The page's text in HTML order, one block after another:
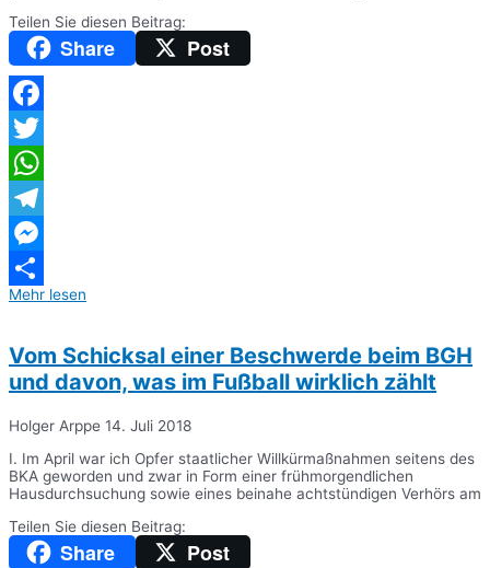
Teilen Sie diesen Beitrag:
Share Post
Facebook
Twitter
WhatsApp
Telegram
Messenger
Teilen
Mehr lesen
Vom Schicksal einer Beschwerde beim BGH
und davon, was im Fußball wirklich zählt
Holger Arppe 14. Juli 2018
I. Im April war ich Opfer staatlicher Willkürmaßnahmen seitens des
BKA geworden und zwar in Form einer frühmorgendlichen
Hausdurchsuchung sowie eines beinahe achtstündigen Verhörs am
Teilen Sie diesen Beitrag:
Share Post